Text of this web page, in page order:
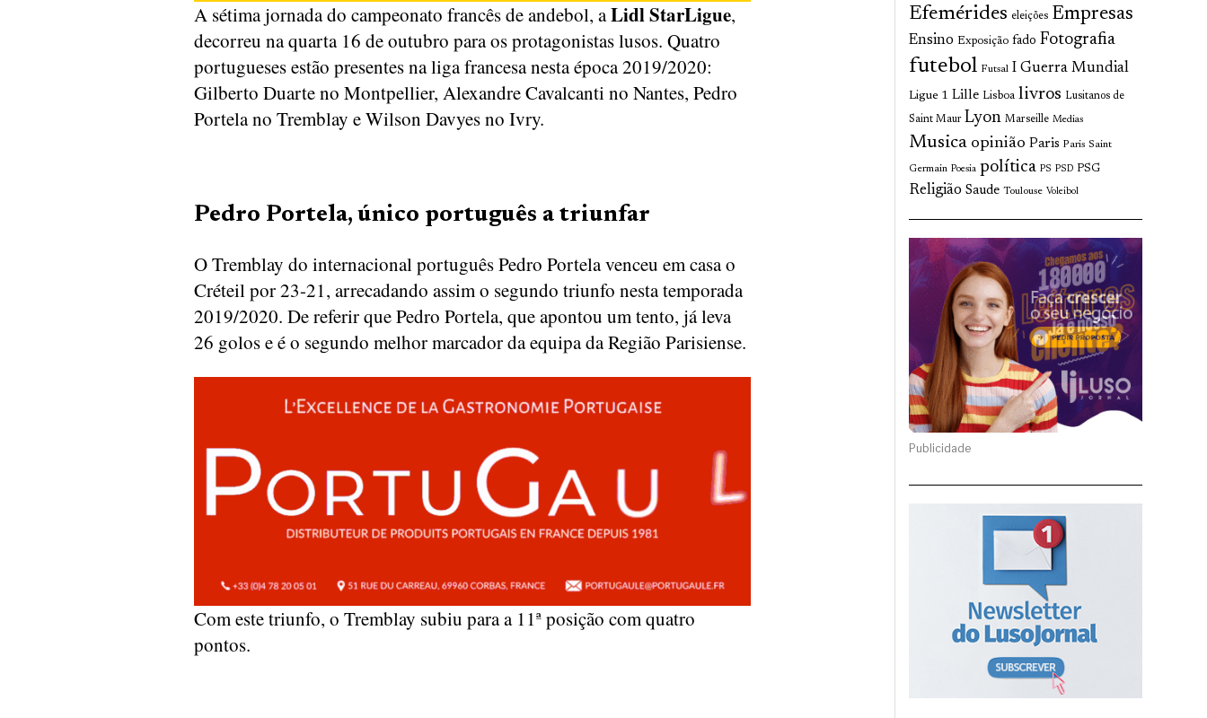
A sétima jornada do campeonato francês de andebol, aLidl StarLigue,
decorreu na quarta 16 de outubro para os protagonistas lusos. Quatro
portugueses estão presentes na liga francesa nesta época 2019/2020:
Gilberto Duarte no Montpellier, Alexandre Cavalcanti no Nantes, Pedro
Portela no Tremblay e Wilson Davyes no Ivry.
Pedro Portela, único português a triunfar
O Tremblay do internacional português Pedro Portela venceu em casa o
Créteil por 23-21, arrecadando assim o segundo triunfo nesta temporada
2019/2020. De referir que Pedro Portela, que apontou um tento, já leva
26 golos e é o segundo melhor marcador da equipa da Região Parisiense.
Com este triunfo, o Tremblay subiu para a 11ª posição com quatro
pontos.
Efemérides eleições Empresas
Ensino Exposição fado Fotografia
futebol Futsal I Guerra Mundial
Ligue 1 Lille Lisboa livros Lusitanos de
Saint Maur Lyon Marseille Medias
Musica opinião Paris Paris Saint
Germain Poesia política PS PSD PSG
Religião Saude Toulouse Voleibol
Publicidade